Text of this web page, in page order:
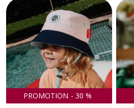
PROMOTION - 30 %